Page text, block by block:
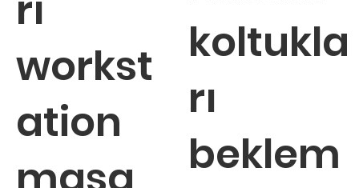
workst
ation
koltukla
rı
beklem